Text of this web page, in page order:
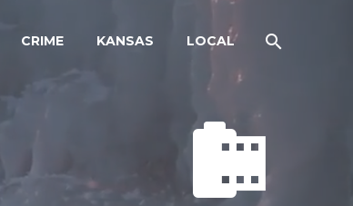
CRIME KANSAS LOCAL

